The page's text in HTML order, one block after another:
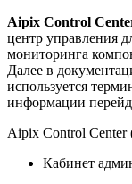
Aipix Control
центр управления
мониторинга
Далее в
используется
информации
Aipix Control Center
Кабинет